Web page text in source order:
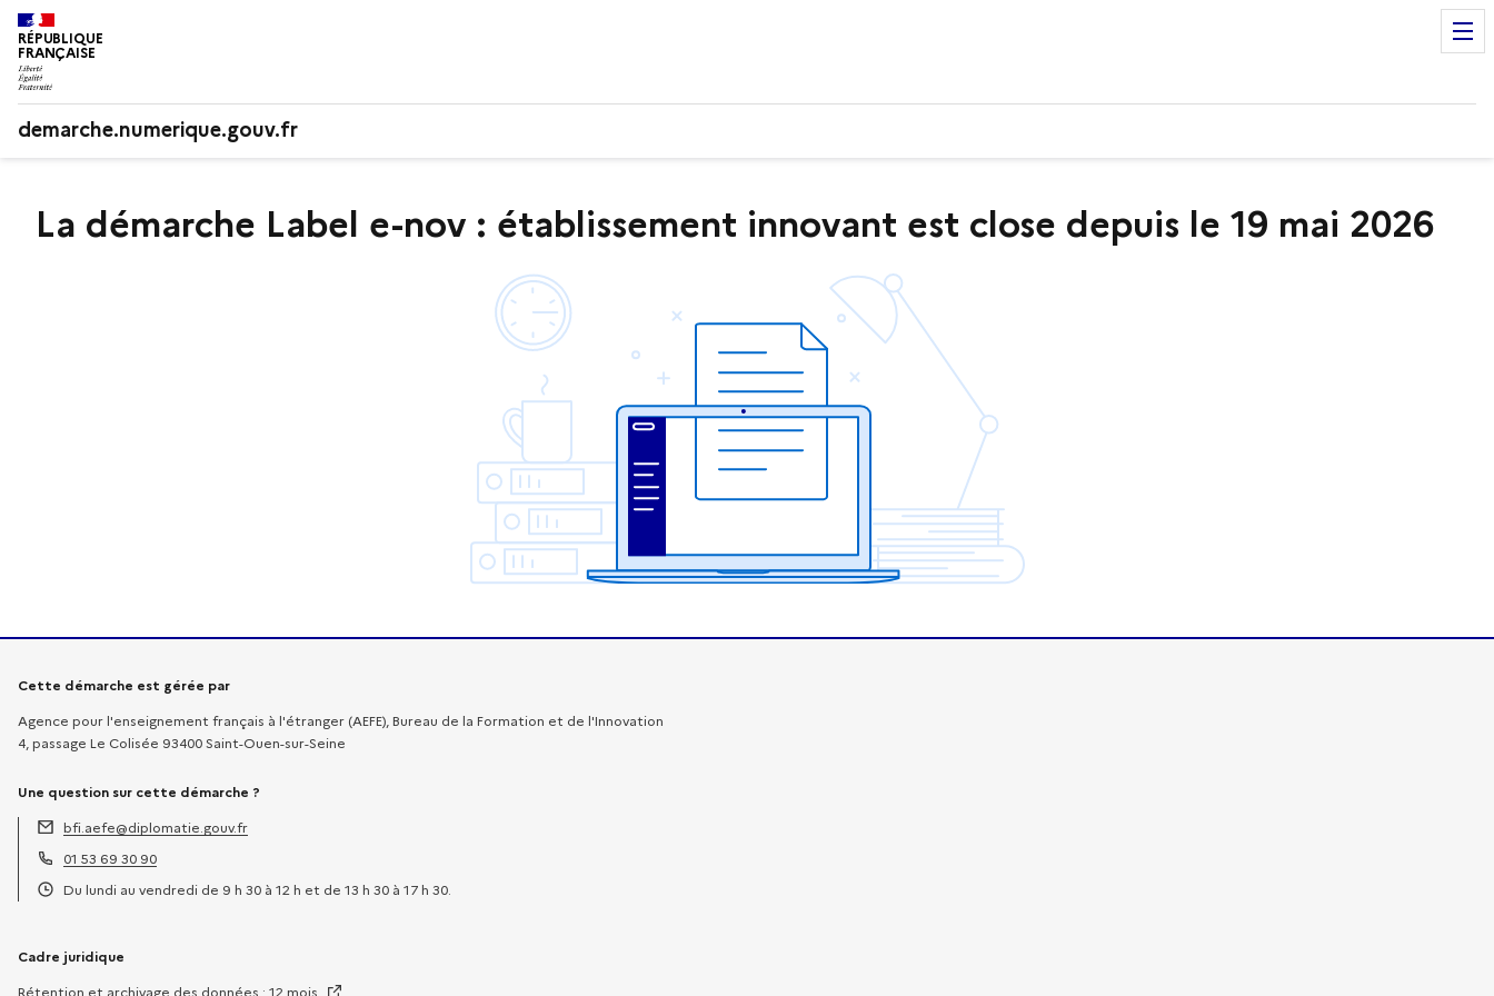
RÉPUBLIQUE
FRANÇAISE
demarche.numerique.gouv.fr
La démarche Label e-nov : établissement innovant est close depuis le 19 mai 2026
Informations sur la démarche
Cette démarche est gérée par
Agence pour l'enseignement français à l'étranger (AEFE), Bureau de la Formation et de l'Innovation
4, passage Le Colisée 93400 Saint-Ouen-sur-Seine
Une question sur cette démarche ?
Adresse électronique :
bfi.aefe@diplomatie.gouv.fr
Téléphone :
01 53 69 30 90
Du lundi au vendredi de 9 h 30 à 12 h et de 13 h 30 à 17 h 30.
Cadre juridique
Rétention et archivage des données : 12 mois